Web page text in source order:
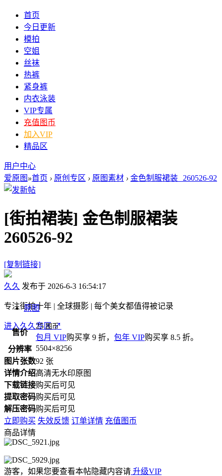
首页
今日更新
模拍
空姐
丝袜
热裤
紧身裤
内衣泳装
VIP专属
充值图币
加入VIP
精品区
用户中心
爱原图 »首页 › 原创专区 › 原图素材 › 金色制服裙装 260526-92
[街拍裙装] 金色制服裙装
260526-92
[复制链接]
久久 发布于 2026-6-3 16:54:17
专注街拍十年 | 全球摄影 | 每个美女都值得被记录
进入久久专区↗
原图
售价
25图币
包月 VIP购买享 9 折， 包年 VIP购买享 8.5 折。
分辨率 5504×8256
图片张数92 张
详情介绍高清无水印原图
下载链接购买后可见
提取密码购买后可见
解压密码购买后可见
立即购买 失效反馈 订单详情 充值图币
商品详情
游客，如果您要查看本帖隐藏内容请 升级VIP